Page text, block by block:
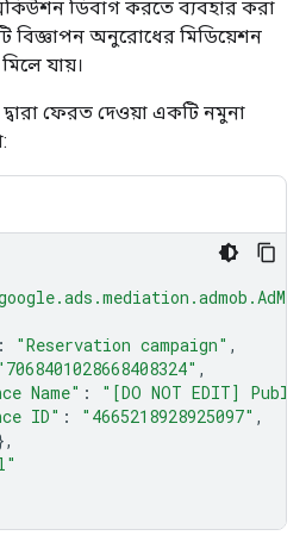
ডিবাগ করতে ব্যবহার করা
বিজ্ঞাপন অনুরোধের মিডিয়েশন
যায়।
দ্বারা ফেরত দেওয়া একটি নমুনা
: "Reservation campaign" ,
,
Name" :
"[DO NOT EDIT]
ID" : "4665218928925097" ,